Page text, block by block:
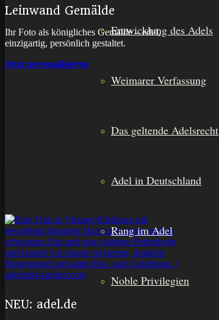
Entwicklung des Adels
Weimarer Verfassung
Das geltende Adelsrecht
Adel in Deutschland
Rang im Adel
Noble Privilegien
Leinwand Gemälde
Ihr Foto als königliches Gemälde – edel,
einzigartig, persönlich gestaltet.
Jetzt personalisieren
NEU: adel.de